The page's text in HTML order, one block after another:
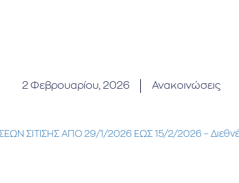
2 Φεβρουαρίου, 2026 Ανακοινώσεις
ΣΙΤΙΣΗΣ ΑΠΟ 29/1/2026 ΈΩΣ 15/2/2026 –